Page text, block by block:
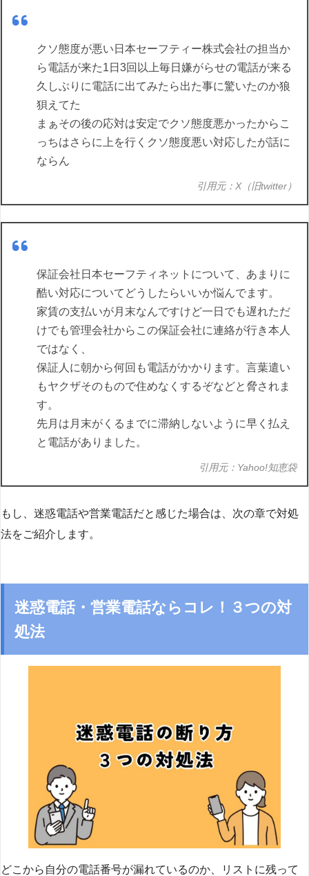
クソ態度が悪い日本セーフティー株式会社の担当か
ら電話が来た1日3回以上毎日嫌がらせの電話が来る
久しぶりに電話に出てみたら出た事に驚いたのか狼
狽えてた
まぁその後の応対は安定でクソ態度悪かったからこ
っちはさらに上を行くクソ態度悪い対応したが話に
ならん
引用元：X（旧twitter）
保証会社日本セーフティネットについて、あまりに
酷い対応についてどうしたらいいか悩んでます。
家賃の支払いが月末なんですけど一日でも遅れただ
けでも管理会社からこの保証会社に連絡が行き本人
ではなく、
保証人に朝から何回も電話がかかります。言葉遣い
もヤクザそのもので住めなくするぞなどと脅されま
す。
先月は月末がくるまでに滞納しないように早く払え
と電話がありました。
引用元：Yahoo!知恵袋
もし、迷惑電話や営業電話だと感じた場合は、次の章で対処
法をご紹介します。
迷惑電話・営業電話ならコレ！３つの対
処法
どこから自分の電話番号が漏れているのか、リストに残って